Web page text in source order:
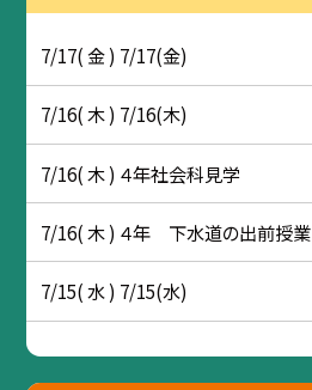
7/17( 金 ) 7/17(金)
7/16( 木 ) 7/16(木)
7/16( 木 ) ４年社会科見学
7/16( 木 ) ４年 下水道の出前授業
7/15( 水 ) 7/15(水)